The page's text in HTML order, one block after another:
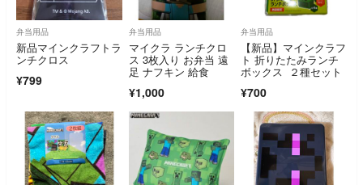
弁当用品
新品マインクラフトラ
ンチクロス
¥799
弁当用品
マイクラ ランチクロ
ス 3枚入り お弁当 遠
足 ナフキン 給食
¥1,000
弁当用品
【新品】マインクラフ
ト 折りたたみランチ
ボックス ２種セット
¥700